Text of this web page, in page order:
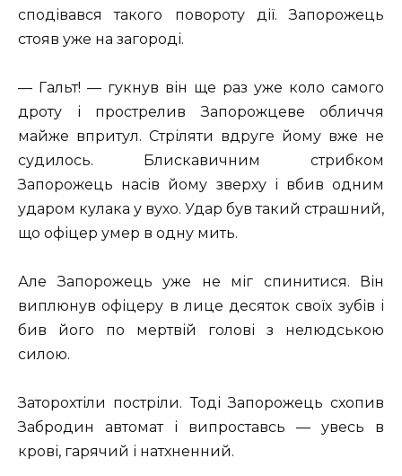
сподівався такого повороту дії. Запорожець
стояв уже на загороді.
— Гальт! — гукнув він ще раз уже коло самого
дроту і прострелив Запорожцеве обличчя
майже впритул. Стріляти вдруге йому вже не
судилось. Блискавичним стрибком
Запорожець насів йому зверху і вбив одним
ударом кулака у вухо. Удар був такий страшний,
що офіцер умер в одну мить.
Але Запорожець уже не міг спинитися. Він
виплюнув офіцеру в лице десяток своїх зубів і
бив його по мертвій голові з нелюдською
силою.
Заторохтіли постріли. Тоді Запорожець схопив
Забродин автомат і випроставсь — увесь в
крові, гарячий і натхненний.